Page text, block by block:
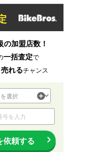
の加盟店数！
一括査定で
れるチャンス
依頼する